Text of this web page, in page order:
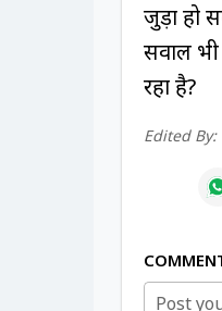
जुड़ा हो
सवाल
रहा है?
Edited By: